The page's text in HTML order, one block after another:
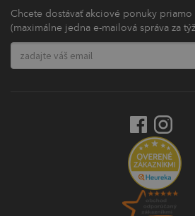
Chcete dostávať akciové ponuky priamo
(maximálne jedna e-mailová správa za